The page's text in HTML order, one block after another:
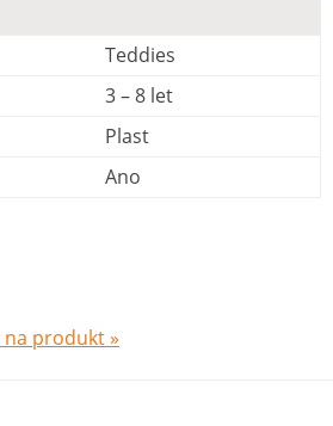
Teddies
3 – 8 let
Plast
Ano
produkt »